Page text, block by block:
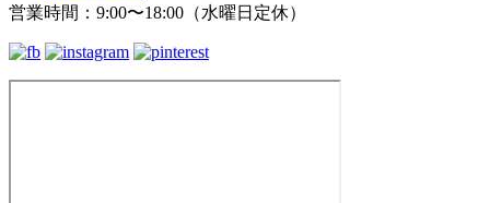
営業時間：9:00〜18:00（水曜日定休）